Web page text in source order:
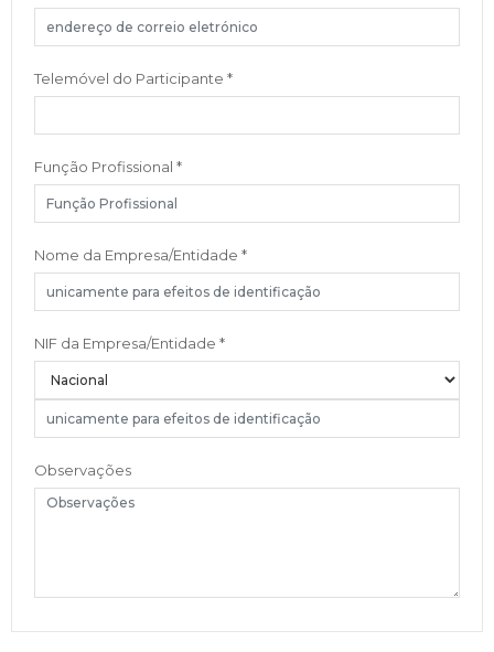
Telemóvel do Participante *
Função Profissional *
Nome da Empresa/Entidade *
NIF da Empresa/Entidade *
Observações